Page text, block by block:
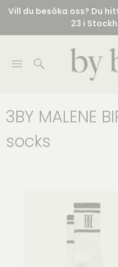
Vill du besöka oss? Du
23 i
3BY MALENE
socks